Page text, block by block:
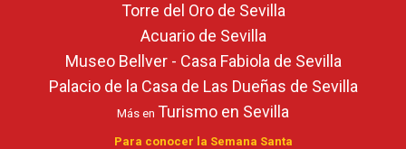
Torre del Oro de Sevilla
Acuario de Sevilla
Museo Bellver - Casa Fabiola de Sevilla
Palacio de la Casa de Las Dueñas de Sevilla
Más en Turismo en Sevilla
Para conocer la Semana Santa